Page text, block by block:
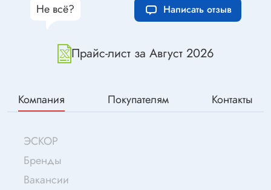
Прайс-лист за Август 2026
Не всё? Написать отзыв
Компания Покупателям Контакты
ЭСКОР
Бренды
Вакансии